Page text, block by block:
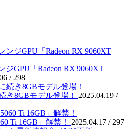
ジGPU「Radeon RX 9060XT
/298
き8GBモデル登場！ 2025.04.19 /
Ti 16GB」解禁！ 2025.04.17 /297